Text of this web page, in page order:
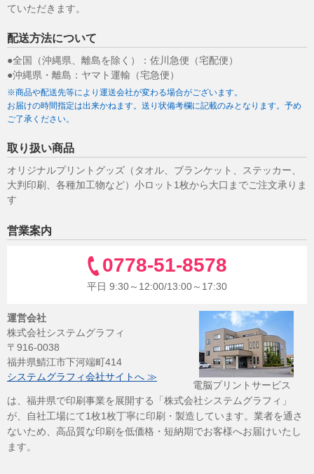
ていただきます。
配送方法について
●全国（沖縄県、離島を除く）：佐川急便（宅配便）
●沖縄県・離島：ヤマト運輸（宅急便）
※商品や配送先等により運送会社が変わる場合がございます。
お届けの時間指定は出来かねます。送り状備考欄に記載のみとなります。予め
ご了承ください。
取り扱い商品
オリジナルプリントグッズ（タオル、ブランケット、ステッカー、
大判印刷、各種加工物など）小ロット1枚から大口までご注文承りま
す
営業案内
0778-51-8578
平日 9:30～12:00/13:00～17:30
運営会社
株式会社システムグラフィ
〒916-0038
福井県鯖江市下河端町414
システムグラフィ会社サイトへ ≫
電脳プリントサービス
は、福井県で印刷事業を展開する「株式会社システムグラフィ」
が、自社工場にて1枚1枚丁寧に印刷・製造しています。業者を通さ
ないため、高品質な印刷を低価格・短納期でお客様へお届けいたし
ます。